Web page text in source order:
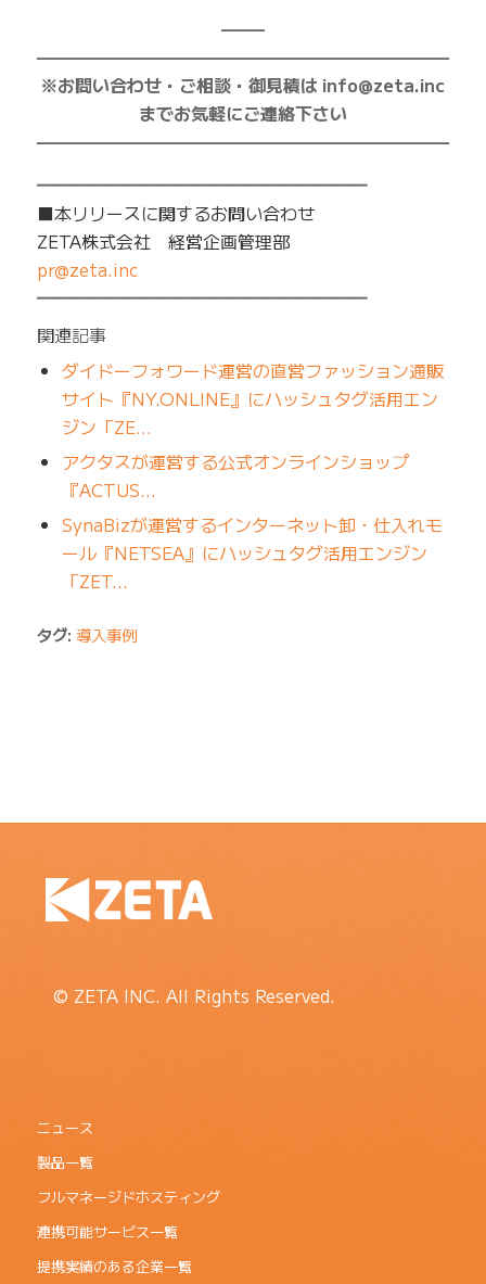
——–
※お問い合わせ・ご相談・御見積は info@zeta.inc
までお気軽にご連絡下さい
━━━━━━━━━━━━━━━━━━━
■本リリースに関するお問い合わせ
ZETA株式会社 経営企画管理部
pr@zeta.inc
━━━━━━━━━━━━━━━━━━━
関連記事
ダイドーフォワード運営の直営ファッション通販
サイト『NY.ONLINE』にハッシュタグ活用エン
ジン「ZE…
アクタスが運営する公式オンラインショップ
『ACTUS…
SynaBizが運営するインターネット卸・仕入れモ
ール『NETSEA』にハッシュタグ活用エンジン
「ZET…
タグ: 導入事例
© ZETA INC. All Rights Reserved.
ニュース
製品一覧
フルマネージドホスティング
連携可能サービス一覧
提携実績のある企業一覧